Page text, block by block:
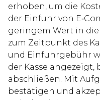
erhoben, um die
der Einfuhr von
geringem Wert in die
zum Zeitpunkt des
und Einfuhrgebühr
der Kasse angezeigt,
abschließen. Mit
bestätigen und